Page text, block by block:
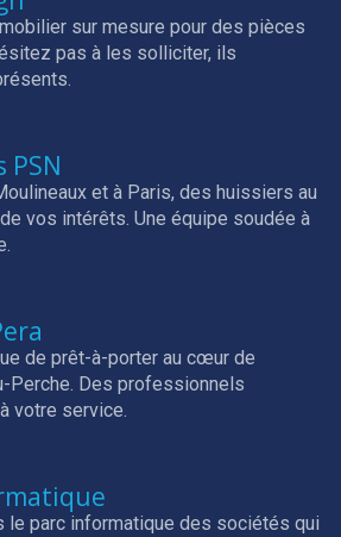
sur mesure pour des pièces
pas à les solliciter, ils
PSN
et à Paris, des huissiers au
vos intérêts. Une équipe soudée à
de prêt-à-porter au cœur de
Perche. Des professionnels
votre service.
le parc informatique des sociétés qui